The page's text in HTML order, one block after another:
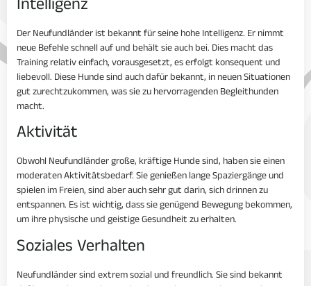
Intelligenz
Der Neufundländer ist bekannt für seine hohe Intelligenz. Er nimmt
neue Befehle schnell auf und behält sie auch bei. Dies macht das
Training relativ einfach, vorausgesetzt, es erfolgt konsequent und
liebevoll. Diese Hunde sind auch dafür bekannt, in neuen Situationen
gut zurechtzukommen, was sie zu hervorragenden Begleithunden
macht.
Aktivität
Obwohl Neufundländer große, kräftige Hunde sind, haben sie einen
moderaten Aktivitätsbedarf. Sie genießen lange Spaziergänge und
spielen im Freien, sind aber auch sehr gut darin, sich drinnen zu
entspannen. Es ist wichtig, dass sie genügend Bewegung bekommen,
um ihre physische und geistige Gesundheit zu erhalten.
Soziales Verhalten
Neufundländer sind extrem sozial und freundlich. Sie sind bekannt